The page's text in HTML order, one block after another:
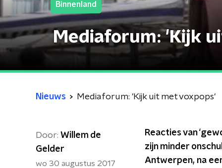
Binnenland
Mediaforum: 'Kijk
Nieuws Mediaforum: 'Kijk uit met voxpops'
Door: Willem de
Gelder
wo 30 augustus 2017
Reacties van
zijn minder
Antwerpen, na